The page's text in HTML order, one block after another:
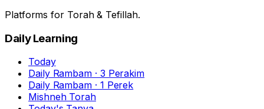
Platforms for Torah & Tefillah.
Daily Learning
Today
Daily Rambam · 3 Perakim
Daily Rambam · 1 Perek
Mishneh Torah